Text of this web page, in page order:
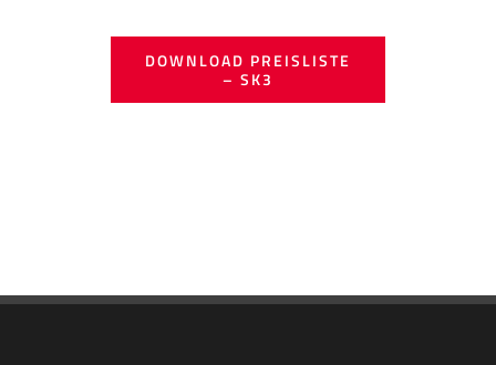
DOWNLOAD PREISLISTE
– SK3